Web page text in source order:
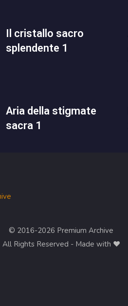
il cristallo sacro
splendente 1
aria della stigmate
sacra 1
© 2016-2026 Premium Archive
All Rights Reserved - Made with ❤︎